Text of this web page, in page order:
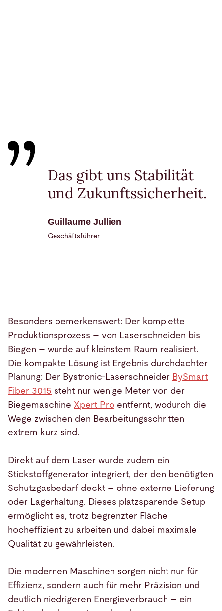
Das gibt uns Stabilität
und Zukunftssicherheit.
Guillaume Jullien
Geschäftsführer
Besonders bemerkenswert: Der komplette
Produktionsprozess – von Laserschneiden bis
Biegen – wurde auf kleinstem Raum realisiert.
Die kompakte Lösung ist Ergebnis durchdachter
Planung: Der Bystronic-Laserschneider BySmart
Fiber 3015 steht nur wenige Meter von der
Biegemaschine Xpert Pro entfernt, wodurch die
Wege zwischen den Bearbeitungsschritten
extrem kurz sind.
Direkt auf dem Laser wurde zudem ein
Stickstoffgenerator integriert, der den benötigten
Schutzgasbedarf deckt – ohne externe Lieferung
oder Lagerhaltung. Dieses platzsparende Setup
ermöglicht es, trotz begrenzter Fläche
hocheffizient zu arbeiten und dabei maximale
Qualität zu gewährleisten.
Die modernen Maschinen sorgen nicht nur für
Effizienz, sondern auch für mehr Präzision und
deutlich niedrigeren Energieverbrauch – ein